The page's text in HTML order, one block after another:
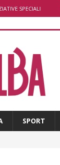
SPECIALI
SPORT